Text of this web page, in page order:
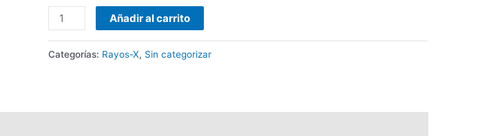
Añadir al carrito
Categorías: Rayos-X, Sin categorizar